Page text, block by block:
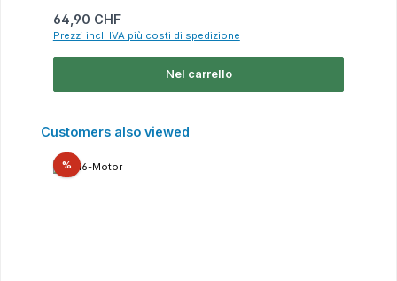
Prezzo normale:
64,90 CHF
Prezzi incl. IVA più costi di spedizione
Nel carrello
Salta la galleria dei prodotti
Customers also viewed
%Sconto